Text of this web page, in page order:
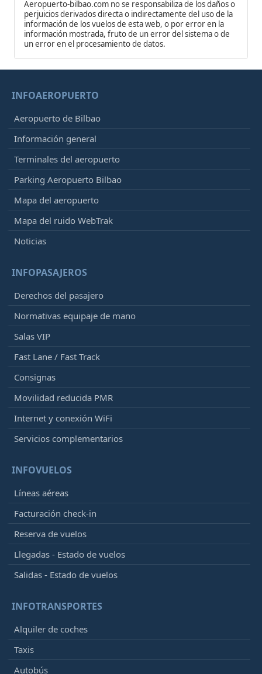
Aeropuerto-bilbao.com no se responsabiliza de los daños o
perjuicios derivados directa o indirectamente del uso de la
información de los vuelos de esta web, o por error en la
información mostrada, fruto de un error del sistema o de
un error en el procesamiento de datos.
INFOAEROPUERTO
Aeropuerto de Bilbao
Información general
Terminales del aeropuerto
Parking Aeropuerto Bilbao
Mapa del aeropuerto
Mapa del ruido WebTrak
Noticias
INFOPASAJEROS
Derechos del pasajero
Normativas equipaje de mano
Salas VIP
Fast Lane / Fast Track
Consignas
Movilidad reducida PMR
Internet y conexión WiFi
Servicios complementarios
INFOVUELOS
Líneas aéreas
Facturación check-in
Reserva de vuelos
Llegadas - Estado de vuelos
Salidas - Estado de vuelos
INFOTRANSPORTES
Alquiler de coches
Taxis
Autobús